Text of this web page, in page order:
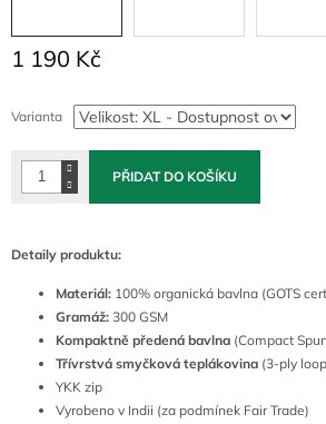
1 190 Kč
cena:
Varianta
PŘIDAT DO KOŠÍKU
Detaily produktu:
Materiál: 100% organická bavlna (GOTS
Gramáž: 300 GSM
Kompaktně předená bavlna (Compact
Třívrstvá smyčková teplákovina (3-ply
YKK zip
Vyrobeno v Indii (za podmínek Fair Trade)